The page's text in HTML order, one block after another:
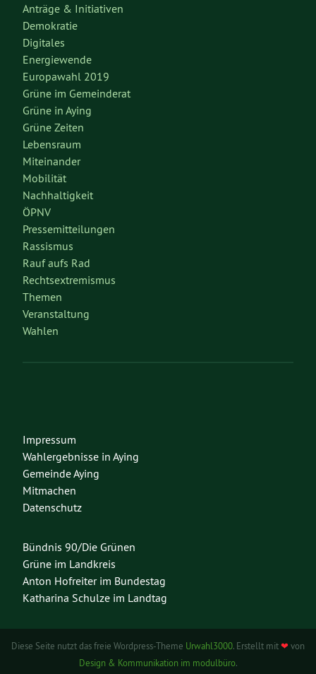
Anträge & Initiativen
Demokratie
Digitales
Energiewende
Europawahl 2019
Grüne im Gemeinderat
Grüne in Aying
Grüne Zeiten
Lebensraum
Miteinander
Mobilität
Nachhaltigkeit
ÖPNV
Pressemitteilungen
Rassismus
Rauf aufs Rad
Rechtsextremismus
Themen
Veranstaltung
Wahlen
Impressum
Wahlergebnisse in Aying
Gemeinde Aying
Mitmachen
Datenschutz
Bündnis 90/Die Grünen
Grüne im Landkreis
Anton Hofreiter im Bundestag
Katharina Schulze im Landtag
Diese Seite nutzt das freie Wordpress-Theme Urwahl3000. Erstellt mit❤ von
Design & Kommunikation im modulbüro.